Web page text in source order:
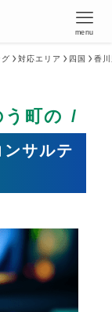
menu
対応エリア 四国 香
町の
サルテ